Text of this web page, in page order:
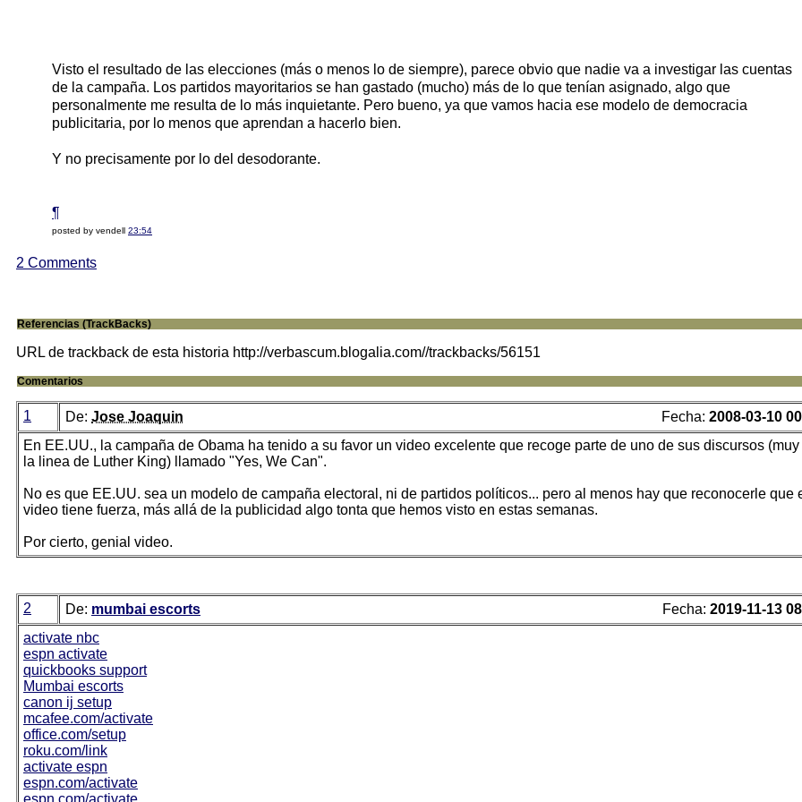
Visto el resultado de las elecciones (más o menos lo de siempre), parece obvio que nadie va a investigar las cuentas
de la campaña. Los partidos mayoritarios se han gastado (mucho) más de lo que tenían asignado, algo que
personalmente me resulta de lo más inquietante. Pero bueno, ya que vamos hacia ese modelo de democracia
publicitaria, por lo menos que aprendan a hacerlo bien.
Y no precisamente por lo del desodorante.
¶
posted by vendell 23:54
2 Comments
Referencias (TrackBacks)
URL de trackback de esta historia http://verbascum.blogalia.com//trackbacks/56151
Comentarios
1 De: Jose Joaquin Fecha: 2008-03-10
En EE.UU., la campaña de Obama ha tenido a su favor un video excelente que recoge parte de uno de sus discursos (muy
la linea de Luther King) llamado "Yes, We Can".
No es que EE.UU. sea un modelo de campaña electoral, ni de partidos políticos... pero al menos hay que reconocerle que
video tiene fuerza, más allá de la publicidad algo tonta que hemos visto en estas semanas.
Por cierto, genial video.
2 De: mumbai escorts Fecha: 2019-11-13
activate nbc
espn activate
quickbooks support
Mumbai escorts
canon ij setup
mcafee.com/activate
office.com/setup
roku.com/link
activate espn
espn.com/activate
espn.com/activate